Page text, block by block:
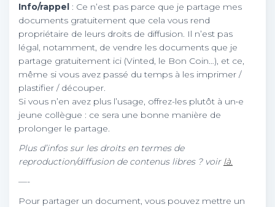
Info/rappel : Ce n’est pas parce que je partage mes
documents gratuitement que cela vous rend
propriétaire de leurs droits de diffusion. Il n’est pas
légal, notamment, de vendre les documents que je
partage gratuitement ici (Vinted, le Bon Coin…), et ce,
même si vous avez passé du temps à les imprimer /
plastifier / découper.
Si vous n’en avez plus l’usage, offrez-les plutôt à un•e
jeune collègue : ce sera une bonne manière de
prolonger le partage.
Plus d’infos sur les droits en termes de
reproduction/diffusion de contenus libres ? voir là.
—-
Pour partager un document, vous pouvez mettre un